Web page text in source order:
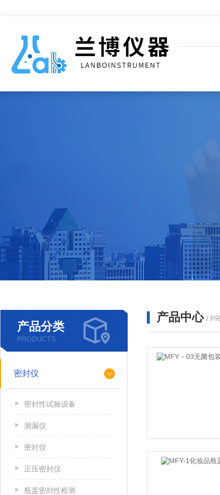
产品分类
PRODUCTS
密封仪
密封性试验设备
测漏仪
密封仪
正压密封仪
瓶盖密封性检测
产品中心 /